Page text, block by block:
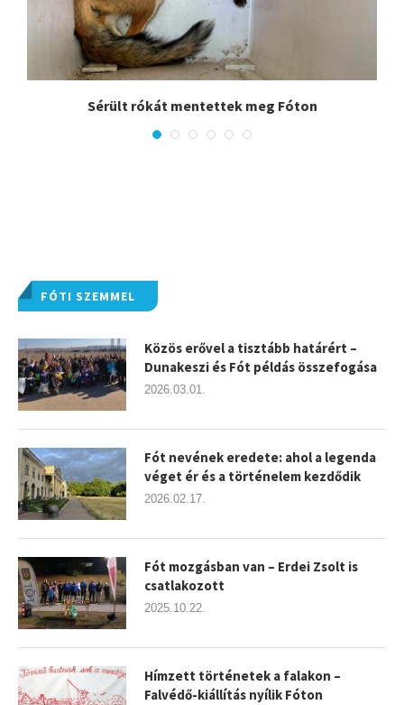
Sérült rókát mentettek meg Fóton
FÓTI SZEMMEL
Közös erővel a tisztább határért –
Dunakeszi és Fót példás összefogása
2026.03.01.
Fót nevének eredete: ahol a legenda
véget ér és a történelem kezdődik
2026.02.17.
Fót mozgásban van – Erdei Zsolt is
csatlakozott
2025.10.22.
Hímzett történetek a falakon –
Falvédő-kiállítás nyílik Fóton